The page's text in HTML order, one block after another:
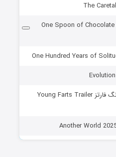
دانلود فیلم یک قاشق شکلات One Spoon of Chocolate
دانلود مستند قطعات تریلر یانگ فارتز Young Farts Trailer